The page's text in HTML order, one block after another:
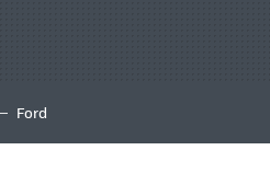
Ford